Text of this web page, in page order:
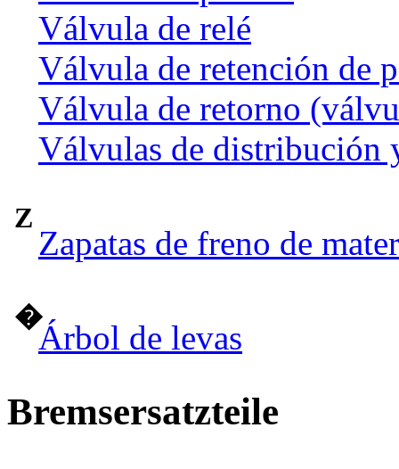
Válvula de relé
Válvula de retención de
Válvula de retorno
Válvulas de distribución
Z
Zapatas de freno de
�
Árbol de levas
Bremsersatzteile